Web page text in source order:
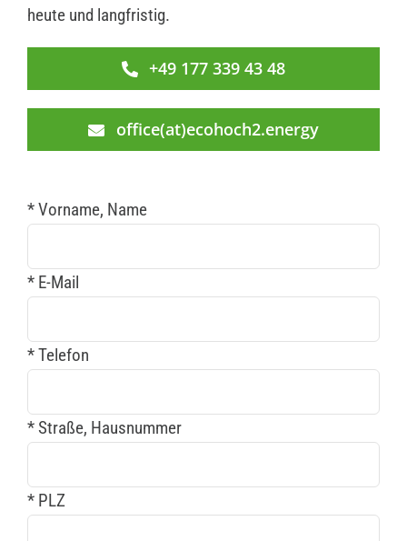
heute und langfristig.
+49 177 339 43 48
office(at)ecohoch2.energy
* Vorname, Name
* E-Mail
* Telefon
* Straße, Hausnummer
* PLZ